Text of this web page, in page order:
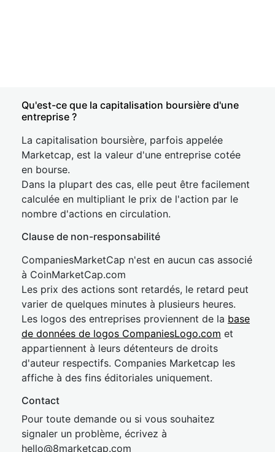
Qu'est-ce que la capitalisation boursière d'une
entreprise ?
La capitalisation boursière, parfois appelée
Marketcap, est la valeur d'une entreprise cotée
en bourse.
Dans la plupart des cas, elle peut être facilement
calculée en multipliant le prix de l'action par le
nombre d'actions en circulation.
Clause de non-responsabilité
CompaniesMarketCap n'est en aucun cas associé
à CoinMarketCap.com
Les prix des actions sont retardés, le retard peut
varier de quelques minutes à plusieurs heures.
Les logos des entreprises proviennent de la base
de données de logos CompaniesLogo.com et
appartiennent à leurs détenteurs de droits
d'auteur respectifs. Companies Marketcap les
affiche à des fins éditoriales uniquement.
Contact
Pour toute demande ou si vous souhaitez
signaler un problème, écrivez à
hello@8marketcap.com